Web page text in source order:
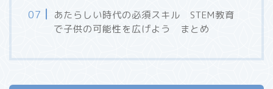
あたらしい時代の必須スキル STEM教育
で子供の可能性を広げよう まとめ